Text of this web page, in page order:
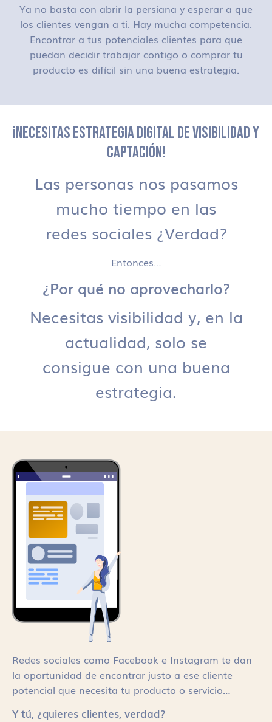
Ya no basta con abrir la persiana y esperar a que
los clientes vengan a ti. Hay mucha competencia.
Encontrar a tus potenciales clientes para que
puedan decidir trabajar contigo o comprar tu
producto es difícil sin una buena estrategia.
¡NECESITAS ESTRATEGIA DIGITAL DE VISIBILIDAD Y
CAPTACIÓN!
Las personas nos pasamos
mucho tiempo en las
redes sociales ¿Verdad?
Entonces…
¿Por qué no aprovecharlo?
Necesitas visibilidad y, en la
actualidad, solo se
consigue con una buena
estrategia.
Redes sociales como Facebook e Instagram te dan
la oportunidad de encontrar justo a ese cliente
potencial que necesita tu producto o servicio…
Y tú, ¿quieres clientes, verdad?